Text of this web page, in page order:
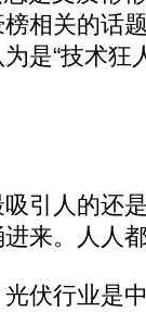
相关的话
是“技术狂
人的还
来。人人
行业是